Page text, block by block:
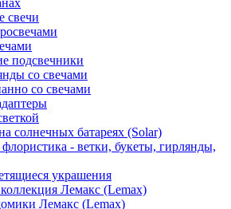
свечи
подсвечники
со свечами
со свечами
солнечных батареях (Solar)
- ветки, букеты, гирлянды,
украшения
Лемакс (Lemax)
Лемакс (Lemax)